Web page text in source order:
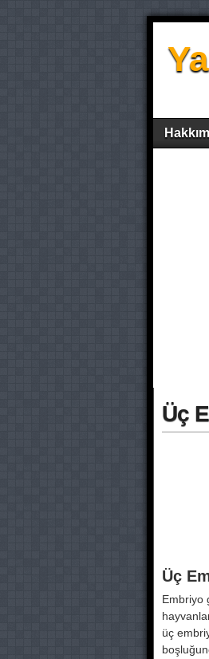
Üç
Üç
Embriyo
üç